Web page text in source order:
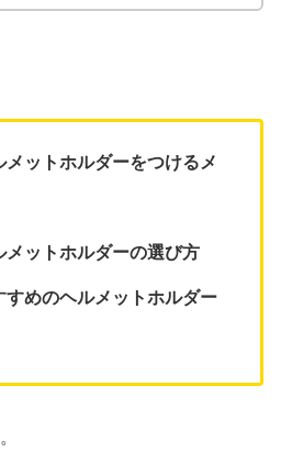
メットホルダーをつけるメ
メットホルダーの選び方
すめのヘルメットホルダー